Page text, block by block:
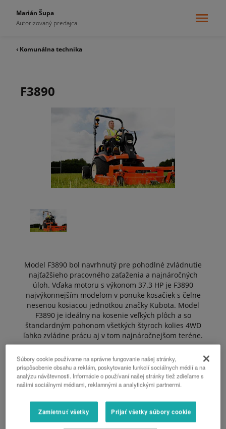
Marián Šupa
Autorizovaný predajca
‹ Komunálna technika
F3890
Model F3890 bol navrhnutý pre pohodlné zvládnutie
najťažšieho pracovného zaťaženia a najnáročných
úloh. Vďaka motoru s výkonom 37.3 HP je F3890
najvýkonnejším modelom v ponuke kosačiek s čelne
nesenou kosiacou jednotkou značky Kubota. Model
F3890 je ideálny na kosenie veľkých plôch a so
štandardným pohonom všetkých štyroch kolies 4WD
ľahko zvládne prácu aj v tom najnáročnejšom teréne.
POŽIADAŤ O CENOVÚ PONUKU
Súbory cookie používame na správne fungovanie našej stránky,
prispôsobenie obsahu a reklám, poskytovanie funkcií sociálnych médií a na
analýzu návštevnosti. Informácie o používaní našej stránky tiež zdieľame s
našimi sociálnymi médiami, reklamnými a analytickými partnermi.
Zamietnuť všetky Prijať všetky súbory cookie